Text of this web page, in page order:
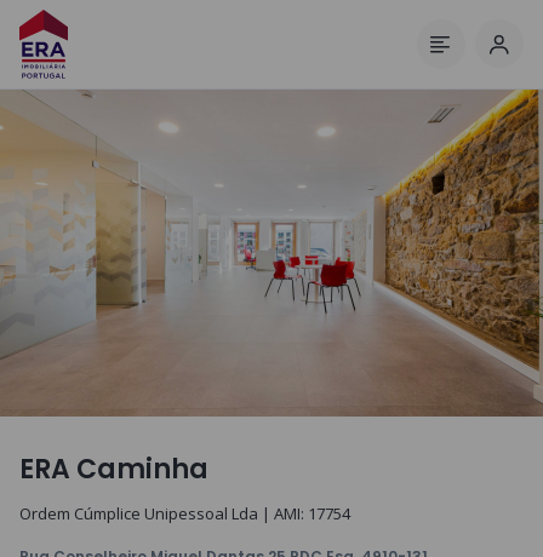
ERA Caminha
Ordem Cúmplice Unipessoal Lda | AMI: 17754